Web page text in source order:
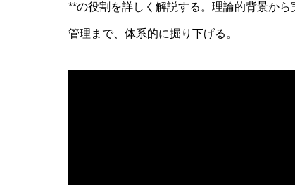
環世界(Umwelt)は量子力学でど
**の役割を詳しく解説する。理論的背景か
管理まで、体系的に掘り下げる。